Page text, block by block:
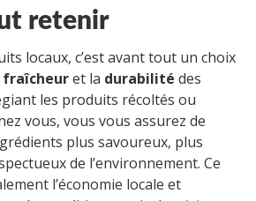
retenir
locaux, c’est avant tout un choix
fraîcheuret la durabilité des
les produits récoltés ou
vous, vous vous assurez de
plus savoureux, plus
de l’environnement. Ce
l’économie locale et